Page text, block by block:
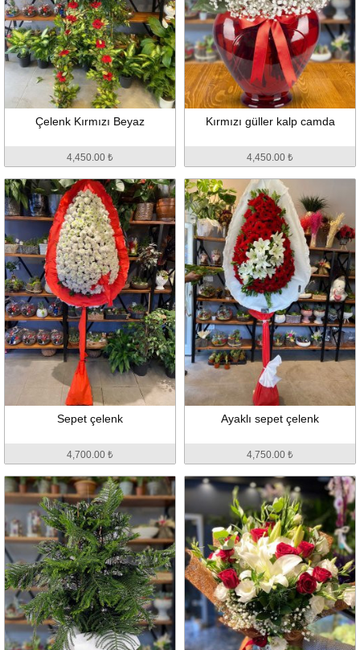
Çelenk Kırmızı Beyaz
4,450.00 ₺
Kırmızı güller kalp camda
4,450.00 ₺
Sepet çelenk
4,700.00 ₺
Ayaklı sepet çelenk
4,750.00 ₺